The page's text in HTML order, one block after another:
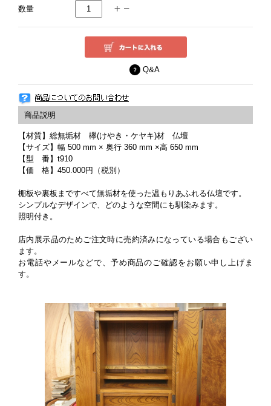
数量
Q&A
【材質】総無垢材 欅(けやき・ケヤキ)材 仏壇
【サイズ】幅 500 mm × 奥行 360 mm ×高 650 mm
【型 番】t910
【価 格】450.000円（税別）
棚板や裏板まですべて無垢材を使った温もりあふれる仏壇です。
シンプルなデザインで、どのような空間にも馴染みます。
照明付き。
店内展示品のためご注文時に売約済みになっている場合もござい
ます。
お電話やメールなどで、予め商品のご確認をお願い申し上げま
す。